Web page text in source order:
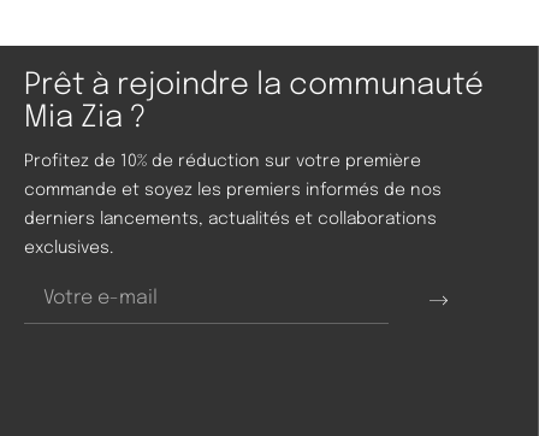
Prêt à rejoindre la communauté
Mia Zia ?
Profitez de 10% de réduction sur votre première
commande et soyez les premiers informés de nos
derniers lancements, actualités et collaborations
exclusives.